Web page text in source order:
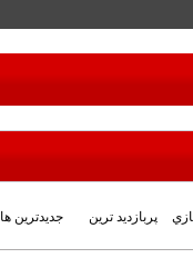
پربازديد ترين جديدترين ها